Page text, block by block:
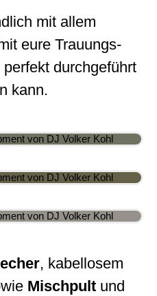
mit allem
eure Trauungs-
durchgeführt
kann.
, kabellosem
Mischpult und